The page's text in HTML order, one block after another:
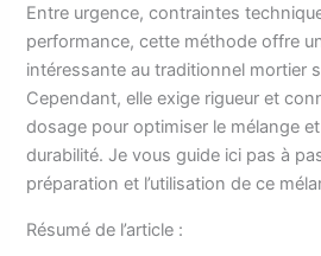
Entre urgence, contraintes
performance, cette méthode offre
intéressante au traditionnel mortier
Cependant, elle exige rigueur et
dosage pour optimiser le mélange
durabilité. Je vous guide ici pas à
préparation et l’utilisation de ce
Résumé de l’article :